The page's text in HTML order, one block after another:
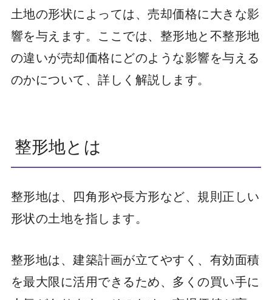
土地の形状によっては、売却価格に大きな影
響を与えます。ここでは、整形地と不整形地
の違いが売却価格にどのような影響を与える
のかについて、詳しく解説します。
整形地とは
整形地は、四角形や長方形など、規則正しい
形状の土地を指します。
整形地は、建築計画が立てやすく、有効面積
を最大限に活用できるため、多くの買い手に